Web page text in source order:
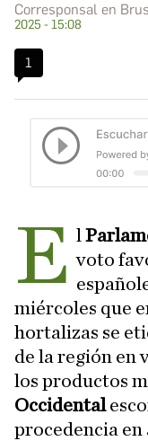
Corresponsal en
2025 - 15:08
1
E l
voto
miércoles que
hortalizas se
de la región en
los productos
Occidental
procedencia en